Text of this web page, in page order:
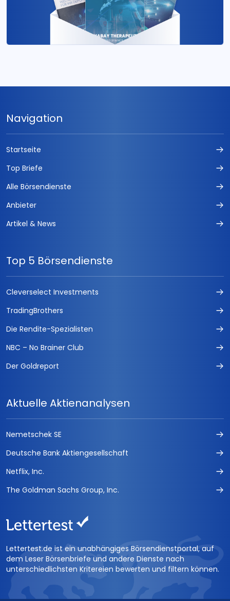
Navigation
Startseite
Top Briefe
Alle Börsendienste
Anbieter
Artikel & News
Top 5 Börsendienste
Cleverselect Investments
TradingBrothers
Die Rendite-Spezialisten
NBC – No Brainer Club
Der Goldreport
Aktuelle Aktienanalysen
Nemetschek SE
Deutsche Bank Aktiengesellschaft
Netflix, Inc.
The Goldman Sachs Group, Inc.
Lettertest.de ist ein unabhängiges Börsendienstportal, auf
dem Leser Börsenbriefe und andere Dienste nach
unterschiedlichsten Kritereien bewerten und filtern können.